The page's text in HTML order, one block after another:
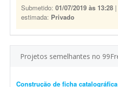
Submetido: 01/07/2019 às 13:28
estimada: Privado
Projetos semelhantes no
Construção de ficha